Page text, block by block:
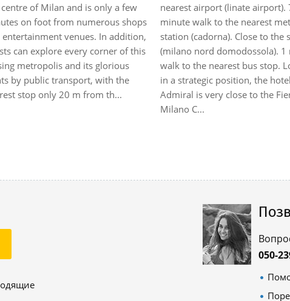
m from shops and restaurants and
from the Fiera Milano City
grounds and San Siro
It is 100 m to the nearest
transportation links. Facilities
a lobby with 24-hour
h...
from the city centre. Guests
themselves in a great setting
which to explore the
this stylish city has to offer.
dining options are to be found
short distance from this hot...
050-